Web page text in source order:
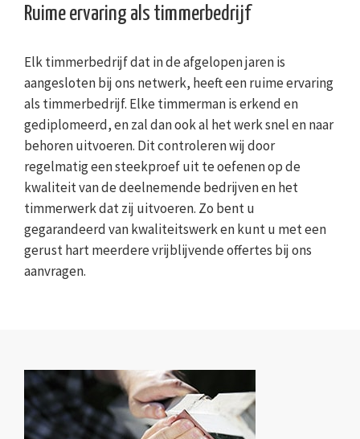
Ruime ervaring als timmerbedrijf
Elk timmerbedrijf dat in de afgelopen jaren is
aangesloten bij ons netwerk, heeft een ruime ervaring
als timmerbedrijf. Elke timmerman is erkend en
gediplomeerd, en zal dan ook al het werk snel en naar
behoren uitvoeren. Dit controleren wij door
regelmatig een steekproef uit te oefenen op de
kwaliteit van de deelnemende bedrijven en het
timmerwerk dat zij uitvoeren. Zo bent u
gegarandeerd van kwaliteitswerk en kunt u met een
gerust hart meerdere vrijblijvende offertes bij ons
aanvragen.